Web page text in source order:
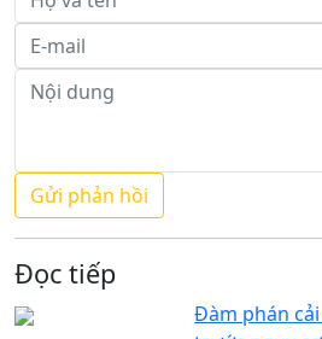
Đọc tiếp
Đàm phán